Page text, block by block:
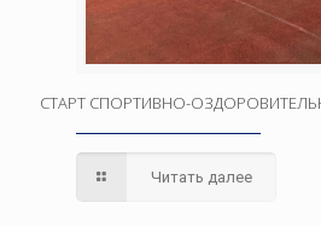
СТАРТ СПОРТИВНО-
Читать далее